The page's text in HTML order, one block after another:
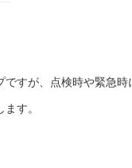
すが、点検時や緊急時
す。